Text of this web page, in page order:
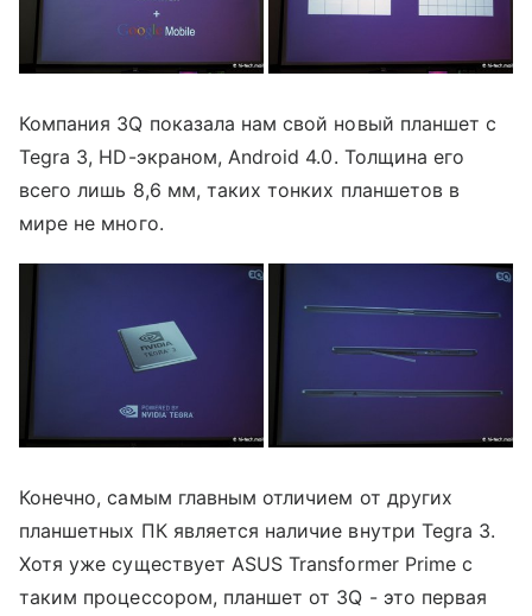
Компания 3Q показала нам свой новый планшет с
Tegra 3, HD-экраном, Android 4.0. Толщина его
всего лишь 8,6 мм, таких тонких планшетов в
мире не много.
Конечно, самым главным отличием от других
планшетных ПК является наличие внутри Tegra 3.
Хотя уже существует ASUS Transformer Prime с
таким процессором, планшет от 3Q - это первая